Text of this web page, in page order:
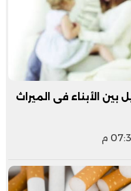
بين الأبناء فى الميراث